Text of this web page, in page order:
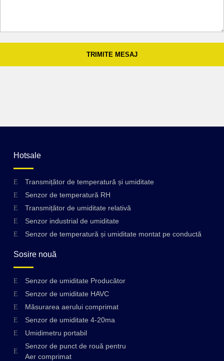
TRIMITE MESAJ
Hotsale
Transmițător de temperatură și umiditate
Senzor de temperatură RH
Transmițător de umiditate relativă
Senzor industrial de umiditate
Senzor de temperatură și umiditate montat pe conductă
Sosire nouă
Senzor de umiditate Producător
Senzor de umiditate HAVC
Măsurarea aerului comprimat
Senzor de umiditate 4-20ma
Umidimetru portabil
Senzor de punct de rouă pentru
Aer comprimat